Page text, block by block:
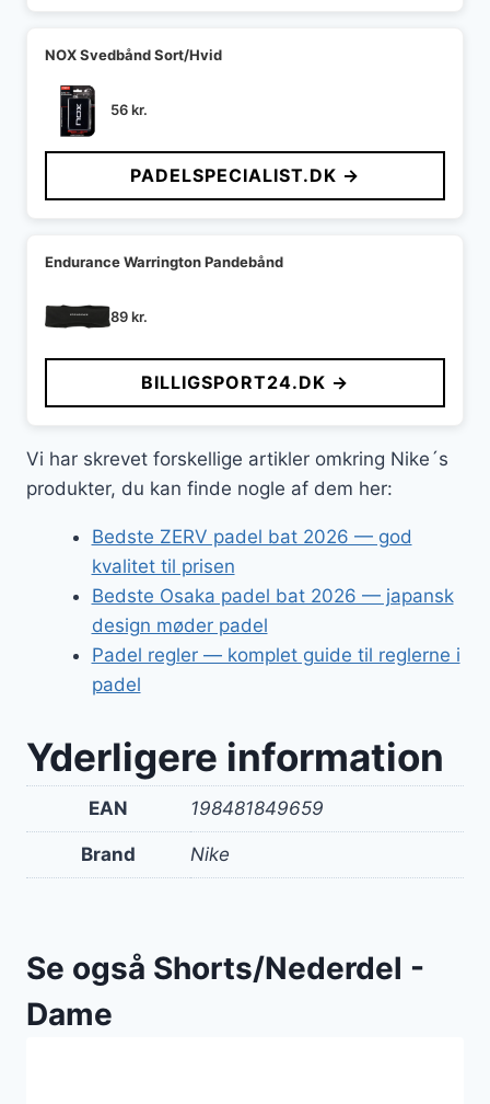
NOX Svedbånd Sort/Hvid
56kr.
PADELSPECIALIST.DK →
Endurance Warrington Pandebånd
89kr.
BILLIGSPORT24.DK →
Vi har skrevet forskellige artikler omkring Nike´s
produkter, du kan finde nogle af dem her:
Bedste ZERV padel bat 2026 — god
kvalitet til prisen
Bedste Osaka padel bat 2026 — japansk
design møder padel
Padel regler — komplet guide til reglerne i
padel
Yderligere information
EAN 198481849659
Brand Nike
Se også Shorts/Nederdel -
Dame